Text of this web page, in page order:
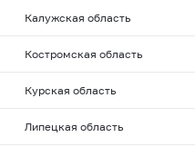
г.: на 01.10
2008 г.: на 01.09
г.: на 01.02
2008 г.: на 01.01
Калужская область
Костромская область
Курская область
Липецкая область